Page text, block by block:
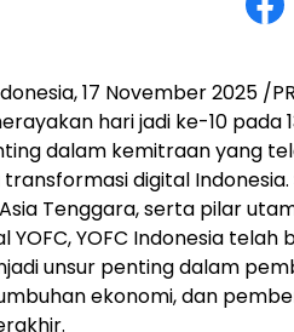
,17 November 2025 /
hari jadi ke-10 pada
dalam kemitraan yang
transformasi digital Indonesia
Asia Tenggara, serta pilar
YOFC, YOFC Indonesia
unsur penting dalam
ekonomi, dan